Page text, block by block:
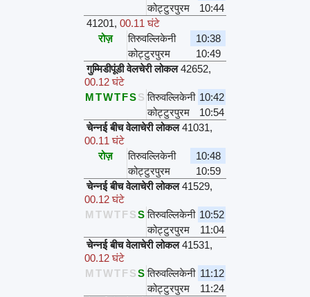
कोट्टुरपुरम
10:44
41201,00.11 घंटे
रोज़
तिरुवल्लिकेनी
10:38
कोट्टुरपुरम
10:49
गुम्मिडीपूंडी वेलचेरी लोकल42652,
00.12 घंटे
MTWTFSS तिरुवल्लिकेनी 10:42
कोट्टुरपुरम
10:54
चेन्नई बीच वेलाचेरी लोकल 41031,
00.11 घंटे
रोज़
तिरुवल्लिकेनी
10:48
कोट्टुरपुरम
10:59
चेन्नई बीच वेलाचेरी लोकल 41529,
00.12 घंटे
M TWTFSS तिरुवल्लिकेनी 10:52
कोट्टुरपुरम
11:04
चेन्नई बीच वेलाचेरी लोकल 41531,
00.12 घंटे
M TWTFSS तिरुवल्लिकेनी 11:12
कोट्टुरपुरम
11:24